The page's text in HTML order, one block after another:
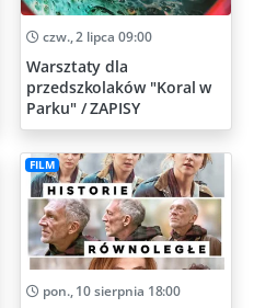
czw., 2 lipca 09:00
Warsztaty dla
przedszkolaków "Koral w
Parku" / ZAPISY
FILM
pon., 10 sierpnia 18:00